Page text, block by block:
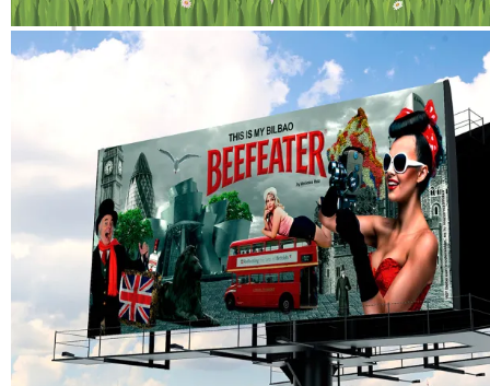
Tarjeta de visita Kalez Kale
Cartel Huevos Ecológicos